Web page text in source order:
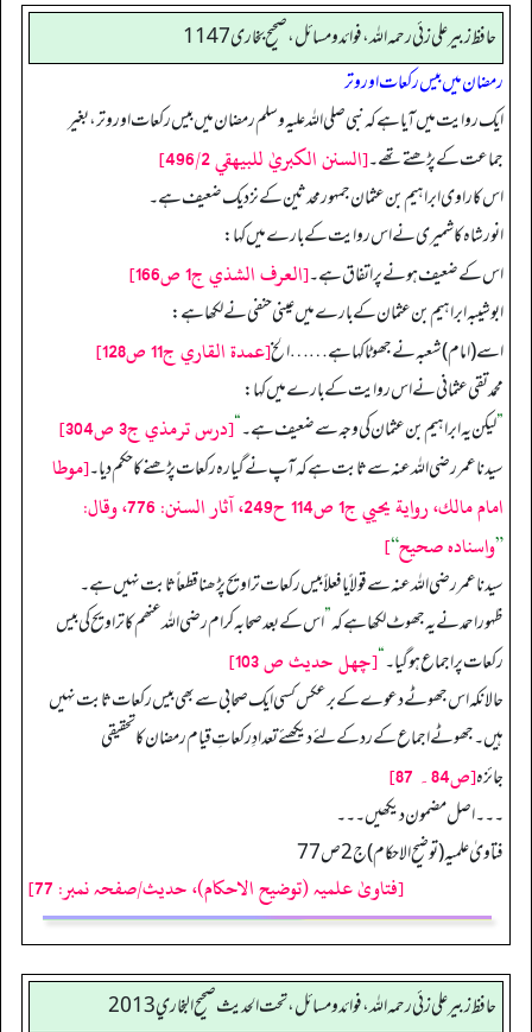
حافظ زبير على زئي رحمه الله، فوائد و مسائل، صحیح بخاری 1147
رمضان میں بیس رکعات اور وتر
ایک روایت میں آیا ہے کہ نبی صلی اللہ علیہ وسلم رمضان میں بیس رکعات اور وتر، بغیر
جماعت کے پڑھتے تھے۔[السنن الكبريٰ للبيهقي 496/2]
اس کا راوی ابراہیم بن عثمان جمہور محدثین کے نزدیک ضعیف ہے۔
انور شاہ کاشمیری نے اس روایت کے بارے میں کہا:
اس کے ضعیف ہونے پر اتفاق ہے۔[العرف الشذي ج1 ص166]
ابوشیبہ ابراہیم بن عثمان کے بارے میں عینی حنفی نے لکھا ہے:
اسے (امام) شعبہ نے جھوٹا کہا ہے ……الخ[عمدة القاري ج11 ص128]
محمد تقی عثمانی نے اس روایت کے بارے میں کہا:
”لیکن یہ ابراہیم بن عثمان کی وجہ سے ضعیف ہے۔“[درس ترمذي ج3 ص304]
سیدنا عمر رضی اللہ عنہ سے ثابت ہے کہ آپ نے گیارہ رکعات پڑھنے کا حکم دیا۔[موطا
امام مالك، رواية يحيي ج1 ص114 ح249، آثار السنن: 776، وقال:
”واسناده صحيح“
]
سیدنا عمر رضی اللہ عنہ سے قولاً یا فعلاً بیس رکعات تراویح پڑھنا قطعاً ثابت نہیں ہے۔
ظہور احمد نے یہ جھوٹ لکھا ہے کہ”اس کے بعد صحابہ کرام رضی اللہ عنھم کا تراویح کی بیس
رکعات پر اجماع ہو گیا۔“[چهل حديث ص 103]
حالانکہ اس جھوٹے دعوے کے برعکس کسی ایک صحابی سے بھی بیس رکعات ثابت نہیں
ہیں۔ جھوٹے اجماع کے رد کے لئے دیکھئے تعدادِ رکعاتِ قیام ر مضان کا تحقیقی
جائزہ[ص84۔ 87]
۔۔۔ اصل مضمون دیکھیں۔۔۔
فتاویٰ علمیہ (توضیح الاحکام) ج2 ص77
[فتاویٰ علمیہ (توضیح الاحکام)، حدیث/صفحہ نمبر: 77]
حافظ زبير على زئي رحمه الله، فوائد و مسائل، تحت الحديث صحيح البخاري 2013